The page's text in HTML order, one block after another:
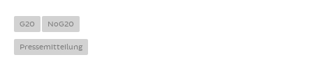
G20 NoG20
Pressemitteilung